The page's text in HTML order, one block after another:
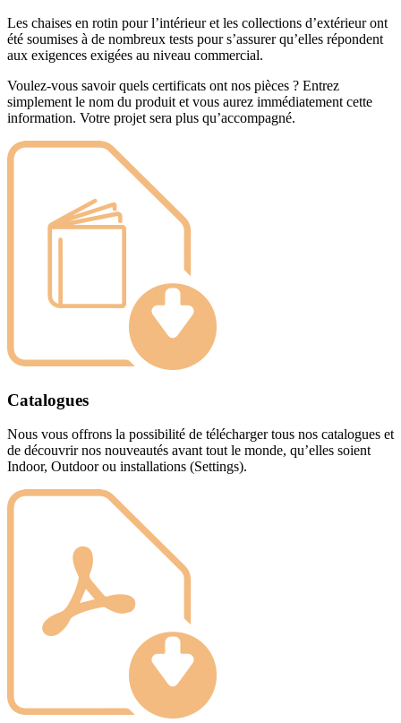
Les chaises en rotin pour l’intérieur et les collections d’extérieur ont
été soumises à de nombreux tests pour s’assurer qu’elles répondent
aux exigences exigées au niveau commercial.
Voulez-vous savoir quels certificats ont nos pièces ? Entrez
simplement le nom du produit et vous aurez immédiatement cette
information. Votre projet sera plus qu’accompagné.
Catalogues
Nous vous offrons la possibilité de télécharger tous nos catalogues et
de découvrir nos nouveautés avant tout le monde, qu’elles soient
Indoor, Outdoor ou installations (Settings).